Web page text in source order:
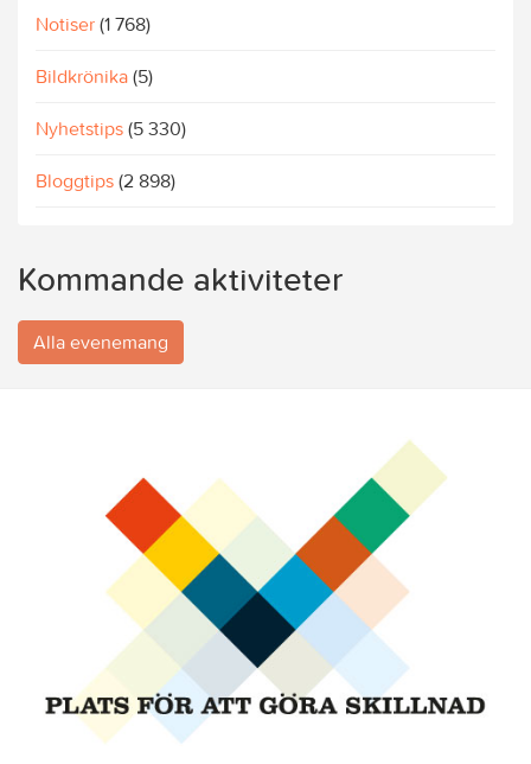
Notiser (1 768)
Bildkrönika (5)
Nyhetstips (5 330)
Bloggtips (2 898)
Kommande aktiviteter
Alla evenemang